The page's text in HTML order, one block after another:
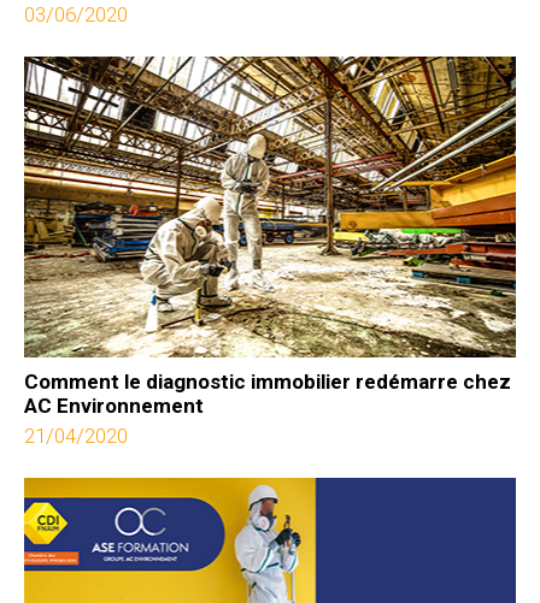
03/06/2020
Comment le diagnostic immobilier redémarre chez
AC Environnement
21/04/2020